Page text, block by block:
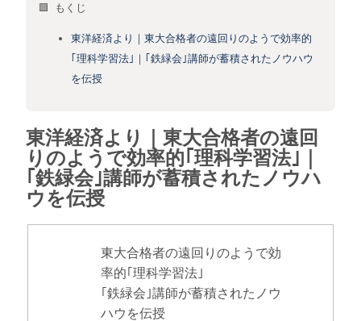
🟩 もくじ
東洋経済より｜東大合格者の遠回りのようで効率的
｢理科学習法｣｜｢鉄緑会｣講師が蓄積されたノウハウ
を伝授
東洋経済より｜東大合格者の遠回
りのようで効率的｢理科学習法｣｜
｢鉄緑会｣講師が蓄積されたノウハ
ウを伝授
東大合格者の遠回りのようで効
率的｢理科学習法｣
｢鉄緑会｣講師が蓄積されたノウ
ハウを伝授